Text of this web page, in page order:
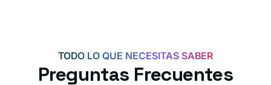
TODO LO QUE NECESITAS SABER
Preguntas Frecuentes